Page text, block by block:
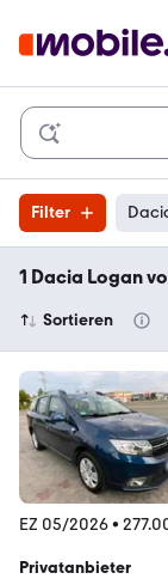
Filter
1 Dacia Logan
Sortieren
EZ 05/2026•
Privatanbieter